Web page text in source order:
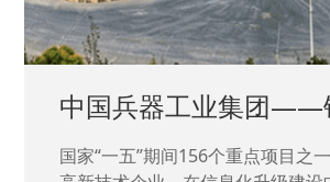
中国兵器工业集团——
国家“一五”期间156个重点项目之